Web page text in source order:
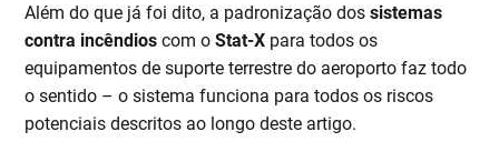
Além do que já foi dito, a padronização dossistemas
contra incêndioscom oStat-X para todos os
equipamentos de suporte terrestre do aeroporto faz todo
o sentido – o sistema funciona para todos os riscos
potenciais descritos ao longo deste artigo.